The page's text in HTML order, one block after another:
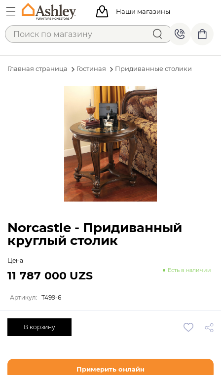
Наши магазины
Главная страница Гостиная Придиванные столики
Примерить онлайн
Norcastle - Придиванный
круглый столик
Цена
Есть в наличии
11 787 000 UZS
Артикул: T499-6
В корзину